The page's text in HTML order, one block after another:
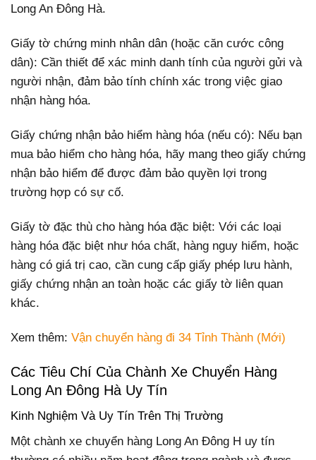
Long An Đông Hà.
Giấy tờ chứng minh nhân dân (hoặc căn cước công
dân): Cần thiết để xác minh danh tính của người gửi và
người nhận, đảm bảo tính chính xác trong việc giao
nhận hàng hóa.
Giấy chứng nhận bảo hiểm hàng hóa (nếu có): Nếu bạn
mua bảo hiểm cho hàng hóa, hãy mang theo giấy chứng
nhận bảo hiểm để được đảm bảo quyền lợi trong
trường hợp có sự cố.
Giấy tờ đặc thù cho hàng hóa đặc biệt: Với các loại
hàng hóa đặc biệt như hóa chất, hàng nguy hiểm, hoặc
hàng có giá trị cao, cần cung cấp giấy phép lưu hành,
giấy chứng nhận an toàn hoặc các giấy tờ liên quan
khác.
Xem thêm: Vận chuyển hàng đi 34 Tỉnh Thành (Mới)
Các Tiêu Chí Của Chành Xe Chuyển Hàng
Long An Đông Hà Uy Tín
Kinh Nghiệm Và Uy Tín Trên Thị Trường
Một chành xe chuyển hàng Long An Đông H uy tín